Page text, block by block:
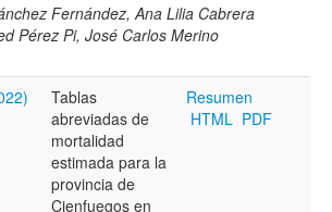
del índice
Fernández, Ana Lilia Cabrera
Pérez Pi, José Carlos Merino
Tablas
abreviadas de
mortalidad
estimada para la
provincia de
Cienfuegos en
Resumen
HTML PDF